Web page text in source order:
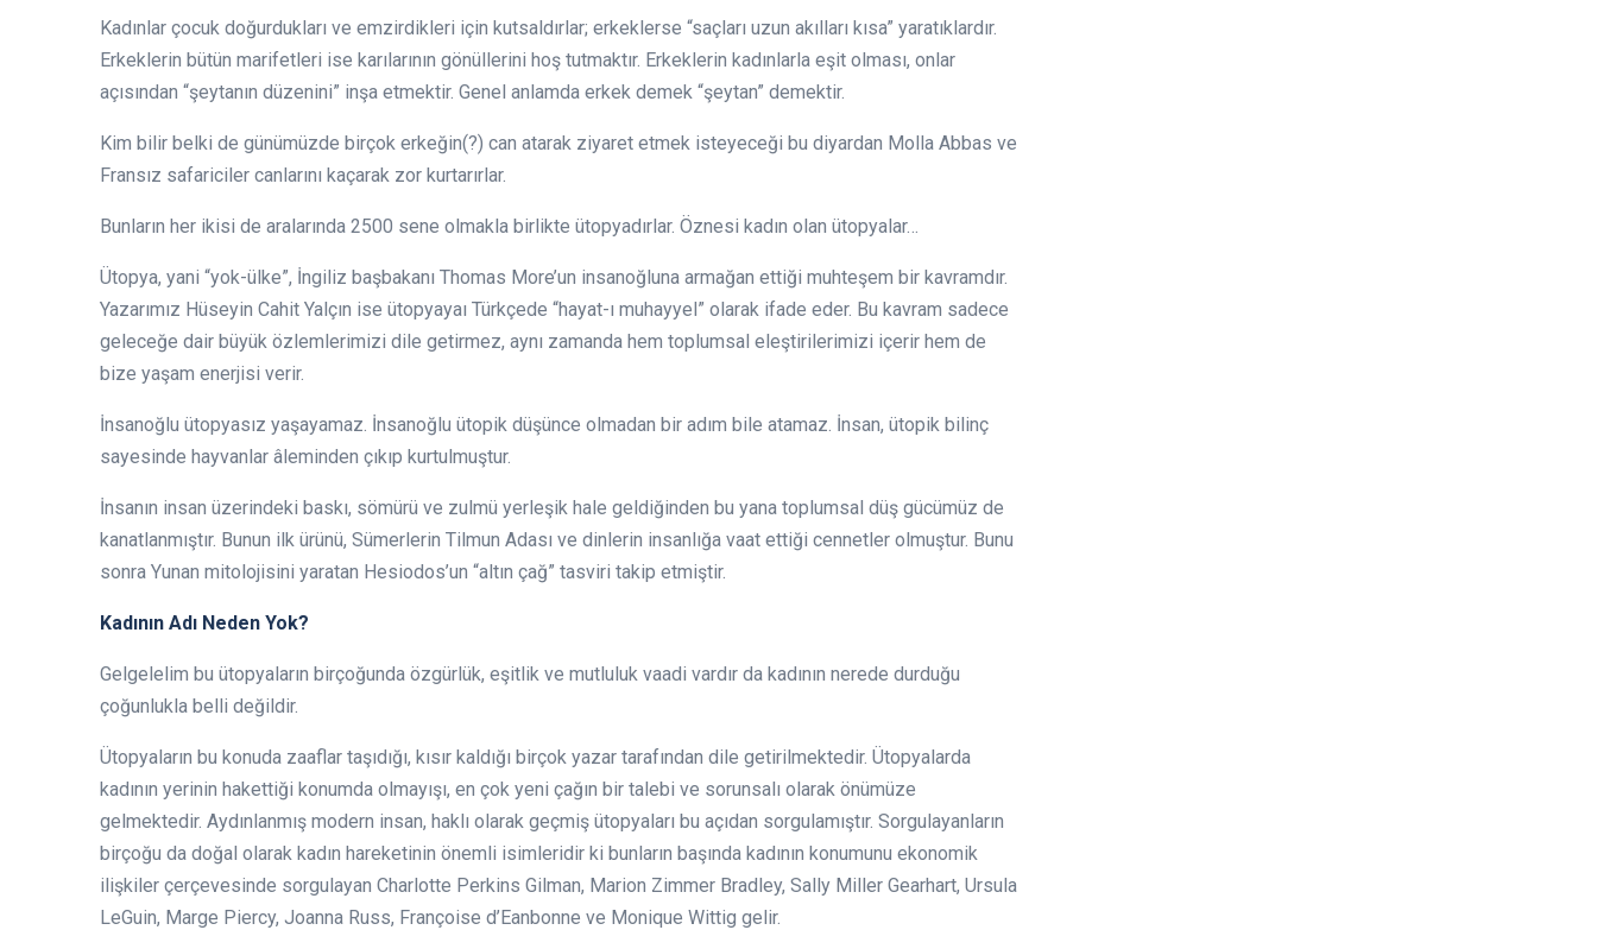
Kadınlar çocuk doğurdukları ve emzirdikleri için kutsaldırlar; erkeklerse “saçları uzun akılları kısa” yaratıklardır.
Erkeklerin bütün marifetleri ise karılarının gönüllerini hoş tutmaktır. Erkeklerin kadınlarla eşit olması, onlar
açısından “şeytanın düzenini” inşa etmektir. Genel anlamda erkek demek “şeytan” demektir.
Kim bilir belki de günümüzde birçok erkeğin(?) can atarak ziyaret etmek isteyeceği bu diyardan Molla Abbas ve
Fransız safariciler canlarını kaçarak zor kurtarırlar.
Bunların her ikisi de aralarında 2500 sene olmakla birlikte ütopyadırlar. Öznesi kadın olan ütopyalar…
Ütopya, yani “yok-ülke”, İngiliz başbakanı Thomas More’un insanoğluna armağan ettiği muhteşem bir kavramdır.
Yazarımız Hüseyin Cahit Yalçın ise ütopyayaı Türkçede “hayat-ı muhayyel” olarak ifade eder. Bu kavram sadece
geleceğe dair büyük özlemlerimizi dile getirmez, aynı zamanda hem toplumsal eleştirilerimizi içerir hem de
bize yaşam enerjisi verir.
İnsanoğlu ütopyasız yaşayamaz. İnsanoğlu ütopik düşünce olmadan bir adım bile atamaz. İnsan, ütopik bilinç
sayesinde hayvanlar âleminden çıkıp kurtulmuştur.
İnsanın insan üzerindeki baskı, sömürü ve zulmü yerleşik hale geldiğinden bu yana toplumsal düş gücümüz de
kanatlanmıştır. Bunun ilk ürünü, Sümerlerin Tilmun Adası ve dinlerin insanlığa vaat ettiği cennetler olmuştur. Bunu
sonra Yunan mitolojisini yaratan Hesiodos’un “altın çağ” tasviri takip etmiştir.
Kadının Adı Neden Yok?
Gelgelelim bu ütopyaların birçoğunda özgürlük, eşitlik ve mutluluk vaadi vardır da kadının nerede durduğu
çoğunlukla belli değildir.
Ütopyaların bu konuda zaaflar taşıdığı, kısır kaldığı birçok yazar tarafından dile getirilmektedir. Ütopyalarda
kadının yerinin hakettiği konumda olmayışı, en çok yeni çağın bir talebi ve sorunsalı olarak önümüze
gelmektedir. Aydınlanmış modern insan, haklı olarak geçmiş ütopyaları bu açıdan sorgulamıştır. Sorgulayanların
birçoğu da doğal olarak kadın hareketinin önemli isimleridir ki bunların başında kadının konumunu ekonomik
ilişkiler çerçevesinde sorgulayan Charlotte Perkins Gilman, Marion Zimmer Bradley, Sally Miller Gearhart, Ursula
LeGuin, Marge Piercy, Joanna Russ, Françoise d’Eanbonne ve Monique Wittig gelir.